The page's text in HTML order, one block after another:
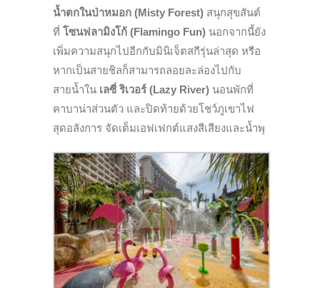
น้ำตกในป่าหมอก (Misty Forest) สนุกสุขสันต์
ที่ โซนฟลามิงโก้ (Flamingo Fun) นอกจากนี้ยัง
เพิ่มความสนุกไปอีกกับมินิเจ็ตสกีรุ่นล่าสุด หรือ
หากเป็นสายชิลก็สามารถลอยละล่องไปกับ
สายน้ำใน เลซี่ ริเวอร์ (Lazy River) นอนพักที่
คาบาน่าส่วนตัว และปิดท้ายด้วยโชว์ภูเขาไฟ
สุดอลังการ จัดเต็มเอฟเฟกต์แสงสีเสียงและน้ำพุ